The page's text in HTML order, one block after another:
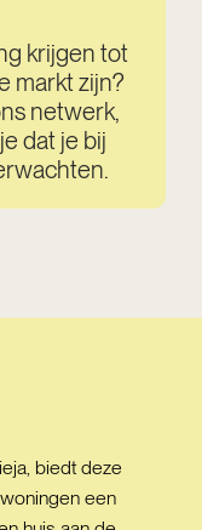
krijgen tot
markt zijn?
netwerk,
dat je bij
biedt deze
een